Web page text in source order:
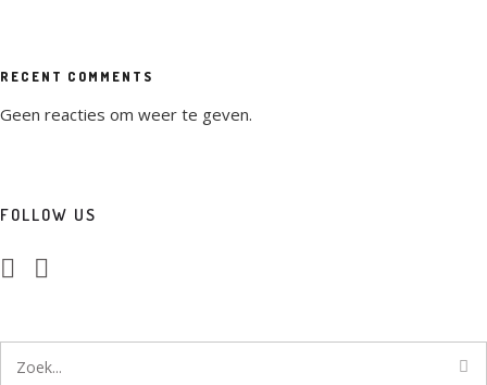
RECENT COMMENTS
Geen reacties om weer te geven.
FOLLOW US